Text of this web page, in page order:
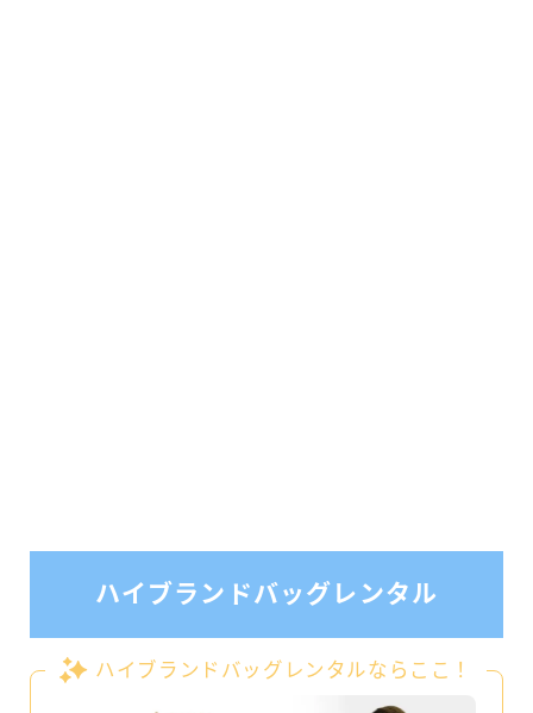
ハイブランドバッグレンタル
ハイブランドバッグレンタルならここ！